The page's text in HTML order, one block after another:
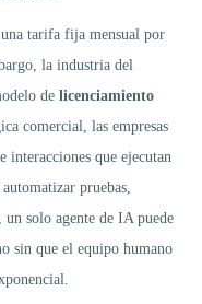
tarifa fija mensual por
la industria del
de licenciamiento
comercial, las empresas
interacciones que ejecutan
pruebas,
solo agente de IA puede
sin que el equipo humano